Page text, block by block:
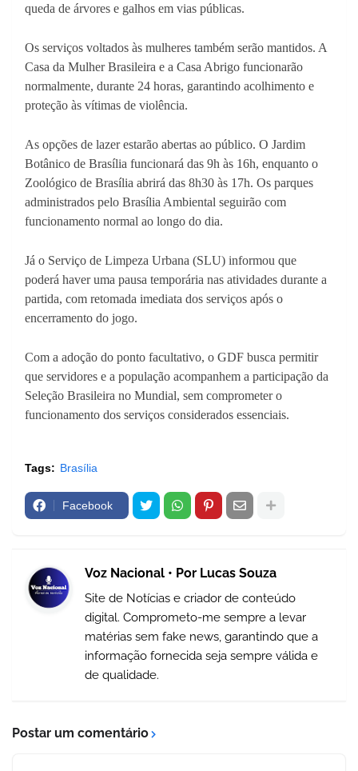
queda de árvores e galhos em vias públicas.
Os serviços voltados às mulheres também serão mantidos. A
Casa da Mulher Brasileira e a Casa Abrigo funcionarão
normalmente, durante 24 horas, garantindo acolhimento e
proteção às vítimas de violência.
As opções de lazer estarão abertas ao público. O Jardim
Botânico de Brasília funcionará das 9h às 16h, enquanto o
Zoológico de Brasília abrirá das 8h30 às 17h. Os parques
administrados pelo Brasília Ambiental seguirão com
funcionamento normal ao longo do dia.
Já o Serviço de Limpeza Urbana (SLU) informou que
poderá haver uma pausa temporária nas atividades durante a
partida, com retomada imediata dos serviços após o
encerramento do jogo.
Com a adoção do ponto facultativo, o GDF busca permitir
que servidores e a população acompanhem a participação da
Seleção Brasileira no Mundial, sem comprometer o
funcionamento dos serviços considerados essenciais.
Tags: Brasília
Facebook
Voz Nacional • Por Lucas Souza
Site de Notícias e criador de conteúdo
digital. Comprometo-me sempre a levar
matérias sem fake news, garantindo que a
informação fornecida seja sempre válida e
de qualidade.
Postar um comentário